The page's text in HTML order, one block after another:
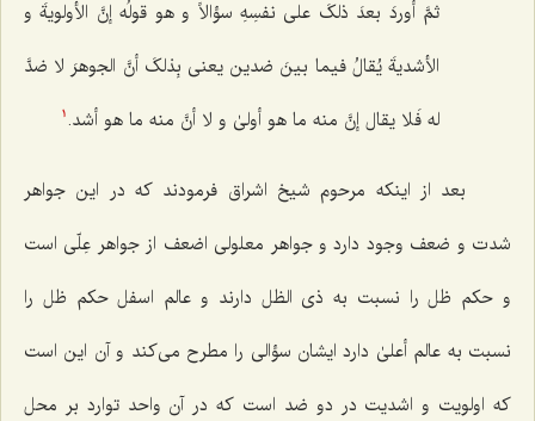
ثمَّ أوردَ بعدَ ذلکَ على نفسِهِ سؤالاً و هو قولُه إنَّ الأولویةَ و
الأشدیةَ یُقالُ‌ فیما بینَ ضدین یعنی بِذلکَ أنَّ الجوهرَ لا ضدَّ
له فَلا یقال إنَّ منه ما هو أولىٰ و لا أنَّ منه ما هو أشد. 1
بعد از اینکه مرحوم شیخ اشراق فرمودند که در این جواهر
شدت و ضعف وجود دارد و جواهر معلولى اضعف از جواهر عِلّى است
و حکم ظل را نسبت به ذی الظل دارند و عالم اسفل حکم ظل را
نسبت به عالم أعلىٰ دارد ایشان سؤالى را مطرح مى‌کند و آن این است
که اولویت و اشدیت در دو ضد است که در آن واحد توارد بر محل